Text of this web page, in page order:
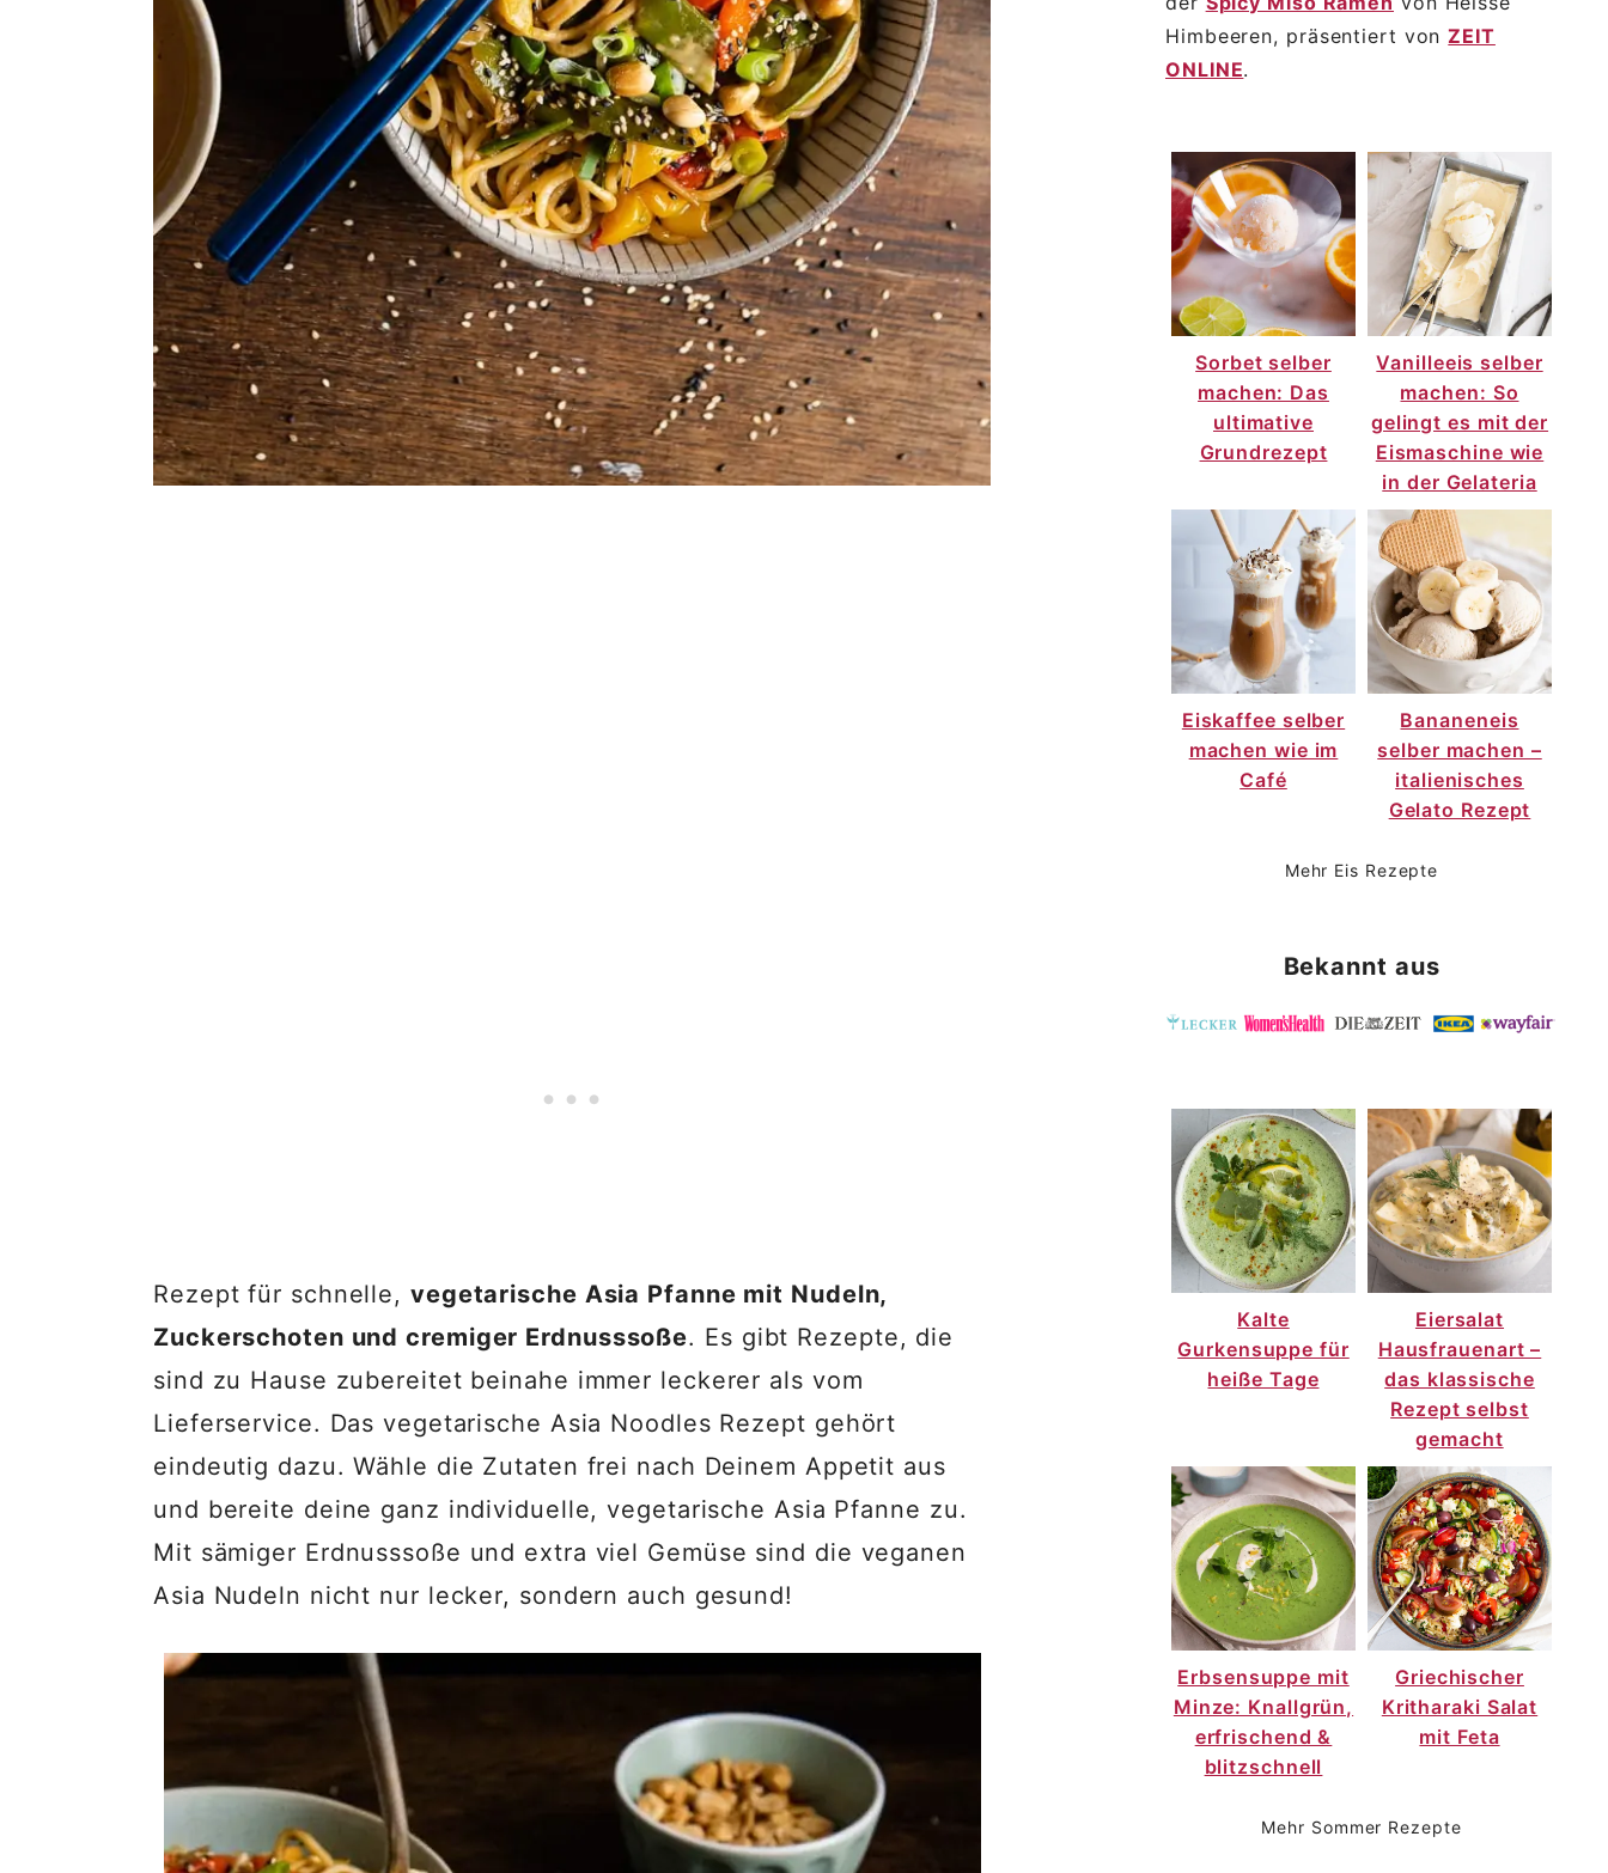
Rezept für schnelle, vegetarische Asia Pfanne mit Nudeln,
Zuckerschoten und cremiger Erdnusssoße. Es gibt Rezepte, die
sind zu Hause zubereitet beinahe immer leckerer als vom
Lieferservice. Das vegetarische Asia Noodles Rezept gehört
eindeutig dazu. Wähle die Zutaten frei nach Deinem Appetit aus
und bereite deine ganz individuelle, vegetarische Asia Pfanne zu.
Mit sämiger Erdnusssoße und extra viel Gemüse sind die veganen
Asia Nudeln nicht nur lecker, sondern auch gesund!
Himbeeren, präsentiert vonZEIT
ONLINE.
Sorbet selber
machen: Das
ultimative
Grundrezept
Vanilleeis selber
machen: So
gelingt es mit der
Eismaschine wie
in der Gelateria
Eiskaffee selber
machen wie im
Café
Bananeneis
selber machen –
italienisches
Gelato Rezept
Mehr Eis Rezepte
Bekannt aus
Kalte
Gurkensuppe für
heiße Tage
Eiersalat
Hausfrauenart –
das klassische
Rezept selbst
gemacht
Erbsensuppe mit
Minze: Knallgrün,
erfrischend &
blitzschnell
Griechischer
Kritharaki Salat
mit Feta
Mehr Sommer Rezepte